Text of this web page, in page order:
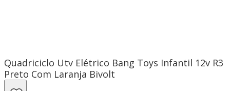
Quadriciclo Utv Elétrico Bang Toys Infantil 12v R3
Preto Com Laranja Bivolt